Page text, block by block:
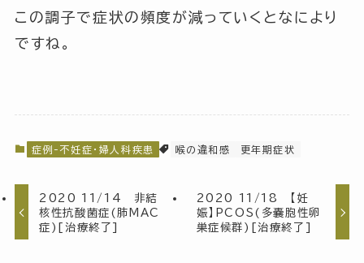
この調子で症状の頻度が減っていくとなにより
ですね。
症例-不妊症・婦人科疾患 喉の違和感 更年期症状
2020 11/14 非結
核性抗酸菌症(肺MAC
症)[治療終了]
2020 11/18 【妊
娠】PCOS(多嚢胞性卵
巣症候群)[治療終了]